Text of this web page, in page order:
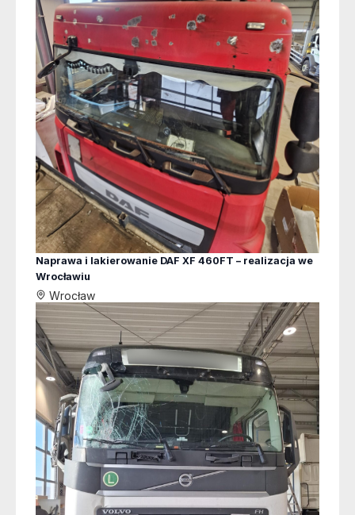
Naprawa i lakierowanie DAF XF 460FT – realizacja we
Wrocławiu
Wrocław